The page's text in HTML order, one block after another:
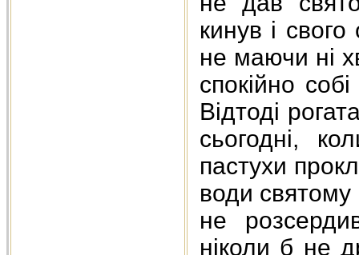
кинув і
не маючи ні
спокійно
Відтоді
сьогодні,
пастухи
води святому
не
ніколи б не